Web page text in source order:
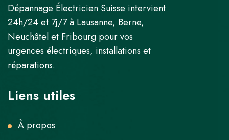
Dépannage Électricien Suisse intervient
24h/24 et 7j/7 à Lausanne, Berne,
Neuchâtel et Fribourg pour vos
urgences électriques, installations et
réparations.
Liens utiles
À propos